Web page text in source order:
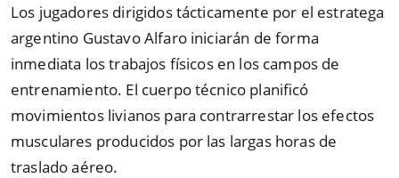
Los jugadores dirigidos tácticamente por el estratega
argentino Gustavo Alfaro iniciarán de forma
inmediata los trabajos físicos en los campos de
entrenamiento. El cuerpo técnico planificó
movimientos livianos para contrarrestar los efectos
musculares producidos por las largas horas de
traslado aéreo.